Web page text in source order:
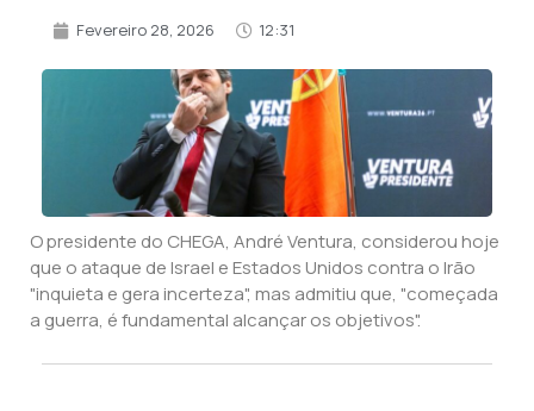
Fevereiro 28, 2026 12:31
O presidente do CHEGA, André Ventura, considerou hoje
que o ataque de Israel e Estados Unidos contra o Irão
"inquieta e gera incerteza", mas admitiu que, "começada
a guerra, é fundamental alcançar os objetivos".